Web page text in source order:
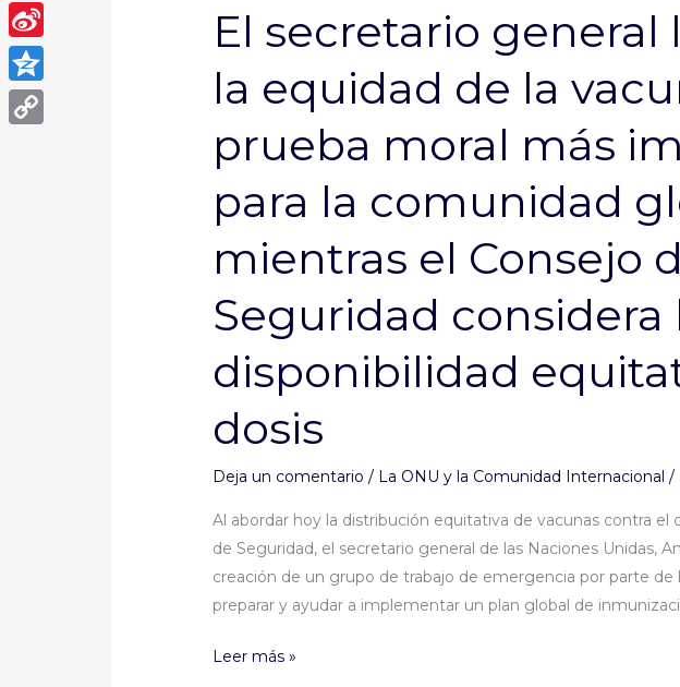
El secretario general
la equidad de la
prueba moral más
para la comunidad
mientras el Consejo
Seguridad considera
disponibilidad
dosis
Deja un comentario / La ONU y la Comunidad Internacional /
Al abordar hoy la distribución equitativa de vacunas contra el
de Seguridad, el secretario general de las Naciones Unidas,
creación de un grupo de trabajo de emergencia por parte de
preparar y ayudar a implementar un plan global de
El
secretario
general
llama
la
de
vacuna
la
prueba
moral
más
importante
para
la
global,
mientras
el
Consejo
Seguridad
Leer más »
Odnoklassniki
Sina
Weibo
Qzone